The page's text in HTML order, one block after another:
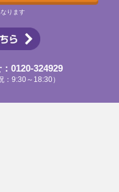
ります
0120-324929
9:30～18:30）